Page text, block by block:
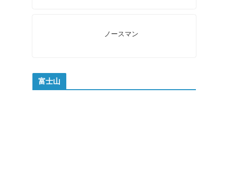
ノースマン
富士山